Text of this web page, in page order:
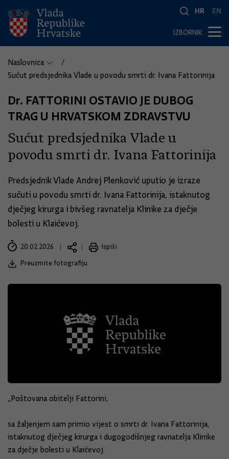
HR EN
IZBORNIK
Naslovnica
Sućut predsjednika Vlade u povodu smrti dr. Ivana Fattorinija
Dr. FATTORINI OSTAVIO JE DUBOG
TRAG U HRVATSKOM ZDRAVSTVU
Sućut predsjednika Vlade u
povodu smrti dr. Ivana Fattorinija
Predsjednik Vlade Andrej Plenković uputio je izraze
sućuti u povodu smrti dr. Ivana Fattorinija, istaknutog
dječjeg kirurga i bivšeg ravnatelja Klinike za dječje
bolesti u Klaićevoj.
20.02.2026.
Ispiši
Preuzmite fotografiju
„Poštovana obitelji Fattorini,
sa žaljenjem sam primio vijest o smrti dr. Ivana Fattorinija,
istaknutog dječjeg kirurga i dugogodišnjeg ravnatelja Klinike
za dječje bolesti u Klaićevoj.